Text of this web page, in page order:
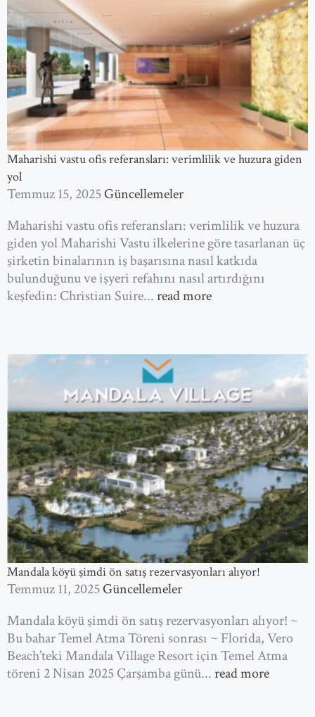
Maharishi vastu ofis referansları: verimlilik ve huzura giden
yol
Temmuz 15, 2025 Güncellemeler
Maharishi vastu ofis referansları: verimlilik ve huzura
giden yol Maharishi Vastu ilkelerine göre tasarlanan üç
şirketin binalarının iş başarısına nasıl katkıda
bulunduğunu ve işyeri refahını nasıl artırdığını
keşfedin: Christian Suire...read more
Mandala köyü şimdi ön satış rezervasyonları alıyor!
Temmuz 11, 2025 Güncellemeler
Mandala köyü şimdi ön satış rezervasyonları alıyor! ~
Bu bahar Temel Atma Töreni sonrası ~ Florida, Vero
Beach’teki Mandala Village Resort için Temel Atma
töreni 2 Nisan 2025 Çarşamba günü...read more